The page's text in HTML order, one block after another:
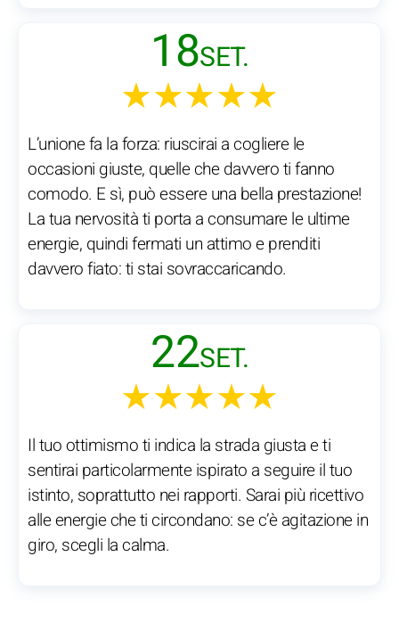
18SET.
★★★★★
L’unione fa la forza: riuscirai a cogliere le
occasioni giuste, quelle che davvero ti fanno
comodo. E sì, può essere una bella prestazione!
La tua nervosità ti porta a consumare le ultime
energie, quindi fermati un attimo e prenditi
davvero fiato: ti stai sovraccaricando.
22SET.
★★★★★
Il tuo ottimismo ti indica la strada giusta e ti
sentirai particolarmente ispirato a seguire il tuo
istinto, soprattutto nei rapporti. Sarai più ricettivo
alle energie che ti circondano: se c’è agitazione in
giro, scegli la calma.